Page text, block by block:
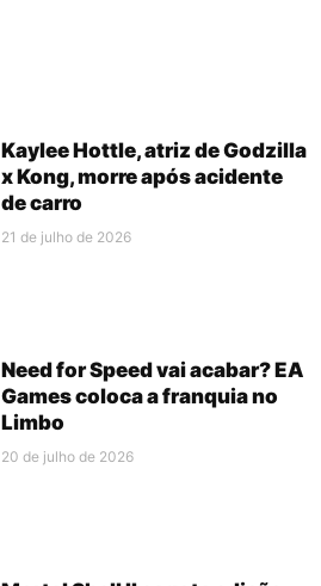
Kaylee Hottle, atriz de Godzilla
x Kong, morre após acidente
de carro
21 de julho de 2026
Need for Speed vai acabar? EA
Games coloca a franquia no
Limbo
20 de julho de 2026